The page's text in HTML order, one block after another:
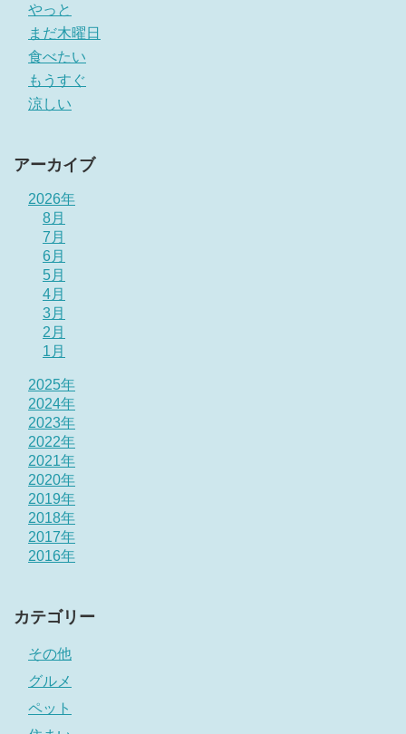
やっと
まだ木曜日
食べたい
もうすぐ
涼しい
アーカイブ
2026年
8月
7月
6月
5月
4月
3月
2月
1月
2025年
2024年
2023年
2022年
2021年
2020年
2019年
2018年
2017年
2016年
カテゴリー
その他
グルメ
ペット